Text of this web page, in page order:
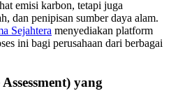
emisi karbon, tetapi juga
dan penipisan sumber daya alam.
Sejahtera menyediakan platform
ini bagi perusahaan dari berbagai
yang